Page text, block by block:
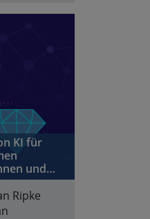
KI für
und
Ripke